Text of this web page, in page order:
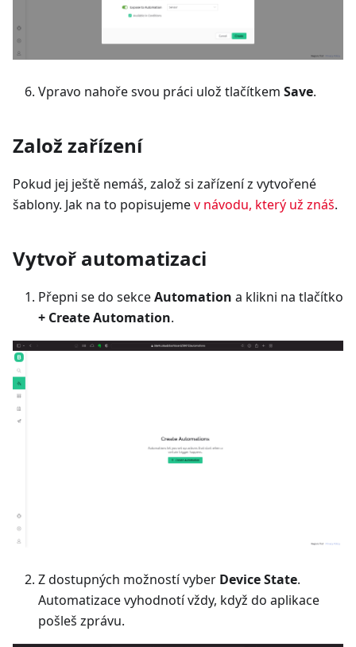
Vpravo nahoře svou práci ulož tlačítkem Save.
Založ zařízení
Pokud jej ještě nemáš, založ si zařízení z vytvořené
šablony. Jak na to popisujemev návodu, který už znáš.
Vytvoř automatizaci
Přepni se do sekceAutomation a klikni na tlačítko
+ Create Automation.
Z dostupných možností vyber Device State.
Automatizace vyhodnotí vždy, když do aplikace
pošleš zprávu.